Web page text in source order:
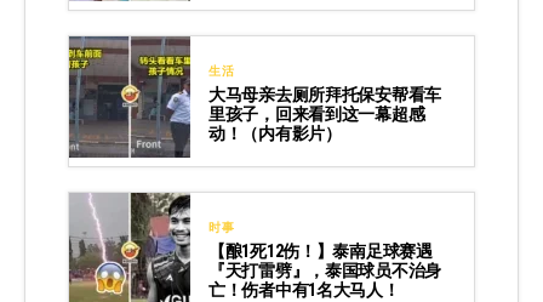
生活
大马母亲去厕所拜托保安帮看车
里孩子，回来看到这一幕超感
动！（内有影片）
时事
【酿1死12伤！】泰南足球赛遇
『天打雷劈』，泰国球员不治身
亡！伤者中有1名大马人！